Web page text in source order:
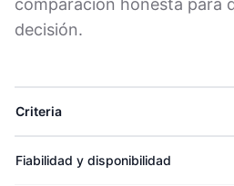
comparación honesta para
decisión.
Criteria
Fiabilidad y disponibilidad